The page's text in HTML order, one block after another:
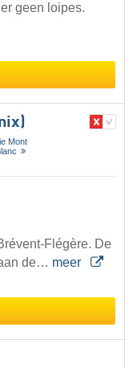
geen loipes.
Mont
Flégère. De
de… meer